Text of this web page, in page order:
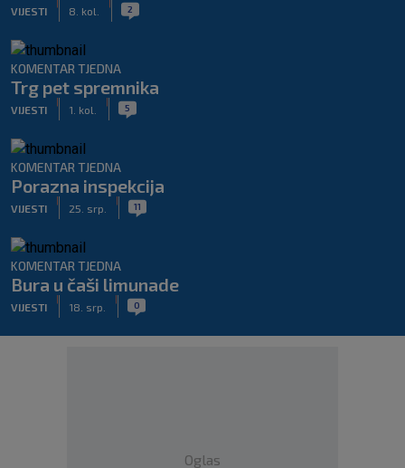
VIJESTI 8. kol. 2
KOMENTAR TJEDNA
Trg pet spremnika
VIJESTI 1. kol. 5
KOMENTAR TJEDNA
Porazna inspekcija
VIJESTI 25. srp. 11
KOMENTAR TJEDNA
Bura u čaši limunade
VIJESTI 18. srp. 0
Oglas